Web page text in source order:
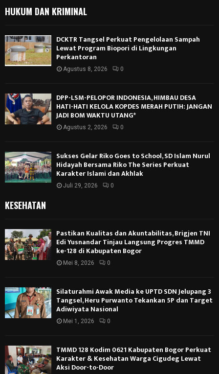
HUKUM DAN KRIMINAL
DCKTR Tangsel Perkuat Pengelolaan Sampah
Lewat Program Biopori di Lingkungan
Perkantoran
Agustus 8, 2026 0
DPP-LSM-PELOPOR INDONESIA, HIMBAU DESA
HATI-HATI KELOLA KOPDES MERAH PUTIH: JANGAN
JADI BOM WAKTU UTANG*
Agustus 2, 2026 0
Sukses Gelar Riko Goes to School, SD Islam Nurul
Hidayah Bersama Riko The Series Perkuat
Karakter Islami dan Akhlak
Juli 29, 2026 0
KESEHATAN
Pastikan Kualitas dan Akuntabilitas, Brigjen TNI
Edi Yusnandar Tinjau Langsung Progres TMMD
ke-128 di Kabupaten Bogor
Mei 8, 2026 0
Silaturahmi Awak Media ke UPTD SDN Jelupang 3
Tangsel, Heru Purwanto Tekankan 5P dan Target
Adiwiyata Nasional
Mei 1, 2026 0
TMMD 128 Kodim 0621 Kabupaten Bogor Perkuat
Karakter & Kesehatan Warga Cigudeg Lewat
Aksi Door-to-Door